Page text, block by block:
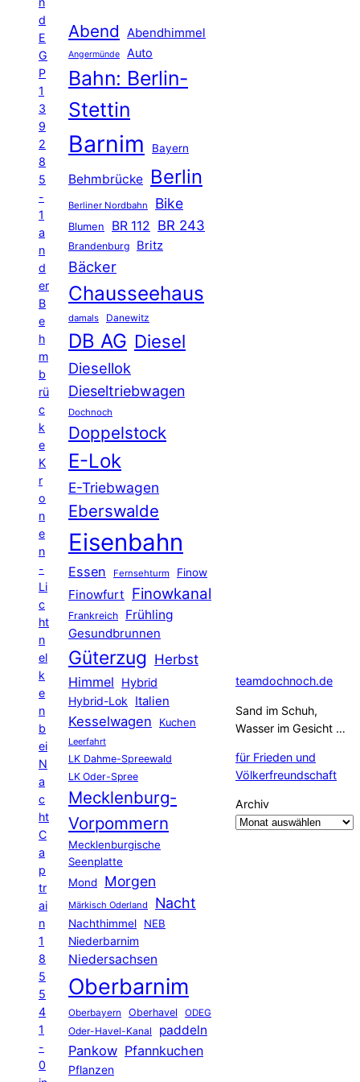
d
E
G
P
1
3
9
2
8
5
-
1
a
n
d
er
B
e
h
m
b
rü
c
k
e
K
r
o
n
e
n
-
Li
c
ht
n
el
k
e
n
b
ei
N
a
c
ht
C
a
p
tr
ai
n
1
8
5
5
4
1
-
0
Abend Abendhimmel
Angermünde Auto
Bahn: Berlin-
Stettin
Barnim Bayern
Behmbrücke Berlin
Berliner Nordbahn Bike
Blumen BR 112 BR 243
Brandenburg Britz
Bäcker
Chausseehaus
damals Danewitz
DB AG Diesel
Diesellok
Dieseltriebwagen
Dochnoch
Doppelstock
E-Lok
E-Triebwagen
Eberswalde
Eisenbahn
Essen Fernsehturm Finow
Finowfurt Finowkanal
Frankreich Frühling
Gesundbrunnen
Güterzug Herbst
Himmel
Hybrid
Hybrid-Lok Italien
Kesselwagen Kuchen
Leerfahrt
LK Dahme-Spreewald
LK Oder-Spree
Mecklenburg-
Vorpommern
Mecklenburgische
Seenplatte
Mond
Morgen
Märkisch Oderland Nacht
Nachthimmel
NEB
Niederbarnim
Niedersachsen
Oberbarnim
Oberbayern Oberhavel ODEG
Oder-Havel-Kanal paddeln
Pankow Pfannkuchen
Pflanzen
teamdochnoch.de
Sand im Schuh,
Wasser im Gesicht …
für Frieden und
Völkerfreundschaft
Archiv